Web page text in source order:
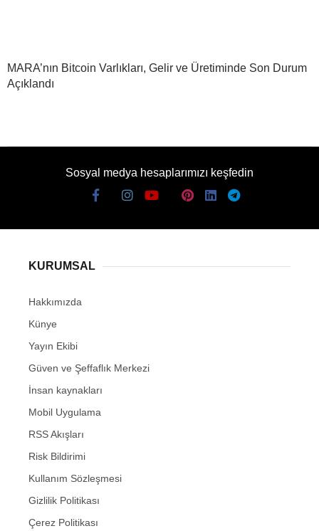
MARA’nın Bitcoin Varlıkları, Gelir ve Üretiminde Son Durum
Açıklandı
Sosyal medya hesaplarımızı keşfedin
KURUMSAL
Hakkımızda
Künye
Yayın Ekibi
Güven ve Şeffaflık Merkezi
İnsan kaynakları
Mobil Uygulama
RSS Akışları
Risk Bildirimi
Kullanım Sözleşmesi
Gizlilik Politikası
Çerez Politikası